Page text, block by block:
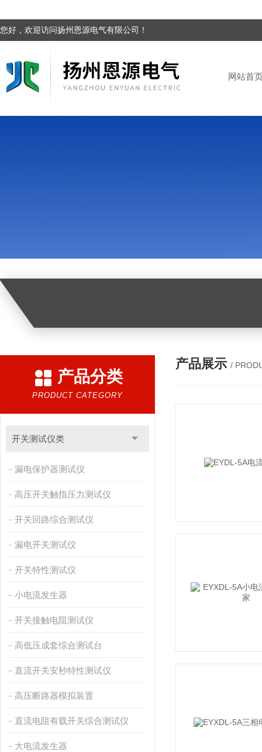
您好，欢迎访问扬州恩源电气有限公司！
网站首
产品分类
PRODUCT CATEGORY
开关测试仪类
漏电保护器测试仪
高压开关触指压力测试仪
开关回路综合测试仪
漏电开关测试仪
开关特性测试仪
小电流发生器
开关接触电阻测试仪
高低压成套综合测试台
直流开关安秒特性测试仪
高压断路器模拟装置
直流电阻有载开关综合测试仪
大电流发生器
产品展示 /